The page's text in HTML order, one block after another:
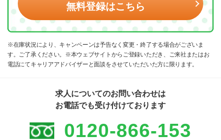
無料登録はこちら
※在庫状況により、キャンペーンは予告なく変更・終了する場合がございま
す。ご了承ください。※本ウェブサイトからご登録いただき、ご来社またはお
電話にてキャリアアドバイザーと面談をさせていただいた方に限ります。
求人についてのお問い合わせは
お電話でも受け付けております
0120-866-153